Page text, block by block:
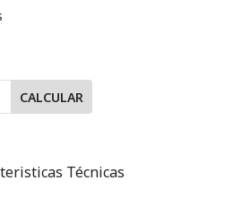
CALCULAR
Técnicas